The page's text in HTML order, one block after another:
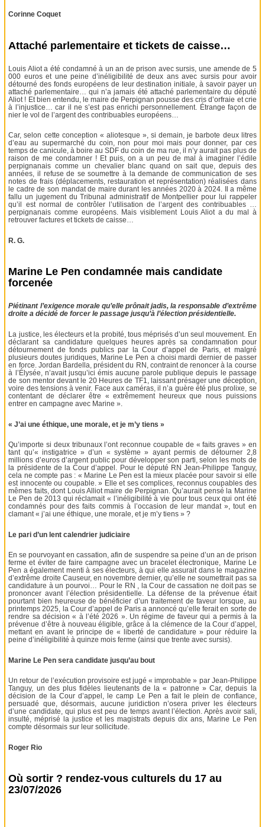
Corinne Coquet
Attaché parlementaire et tickets de caisse…
Louis Aliot a été condamné à un an de prison avec sursis, une amende de 5
000 euros et une peine d’inéligibilité de deux ans avec sursis pour avoir
détourné des fonds européens de leur destination initiale, à savoir payer un
attaché parlementaire… qui n’a jamais été attaché parlementaire du député
Aliot ! Et bien entendu, le maire de Perpignan pousse des cris d’orfraie et crie
à l’injustice… car il ne s’est pas enrichi personnellement. Étrange façon de
nier le vol de l’argent des contribuables européens…
Car, selon cette conception « aliotesque », si demain, je barbote deux litres
d’eau au supermarché du coin, non pour moi mais pour donner, par ces
temps de canicule, à boire au SDF du coin de ma rue, il n’y aurait pas plus de
raison de me condamner ! Et puis, on a un peu de mal à imaginer l’édile
perpignanais comme un chevalier blanc quand on sait que, depuis des
années, il refuse de se soumettre à la demande de communication de ses
notes de frais (déplacements, restauration et représentation) réalisées dans
le cadre de son mandat de maire durant les années 2020 à 2024. Il a même
fallu un jugement du Tribunal administratif de Montpellier pour lui rappeler
qu’il est normal de contrôler l’utilisation de l’argent des contribuables …
perpignanais comme européens. Mais visiblement Louis Aliot a du mal à
retrouver factures et tickets de caisse…
R. G.
Marine Le Pen condamnée mais candidate
forcenée
Piétinant l’exigence morale qu’elle prônait jadis, la responsable d’extrême
droite a décidé de forcer le passage jusqu’à l’élection présidentielle.
La justice, les électeurs et la probité, tous méprisés d’un seul mouvement. En
déclarant sa candidature quelques heures après sa condamnation pour
détournement de fonds publics par la Cour d’appel de Paris, et malgré
plusieurs doutes juridiques, Marine Le Pen a choisi mardi dernier de passer
en force. Jordan Bardella, président du RN, contraint de renoncer à la course
à l’Élysée, n’avait jusqu’ici émis aucune parole publique depuis le passage
de son mentor devant le 20 Heures de TF1, laissant présager une déception,
voire des tensions à venir. Face aux caméras, il n’a guère été plus prolixe, se
contentant de déclarer être « extrêmement heureux que nous puissions
entrer en campagne avec Marine ».
« J’ai une éthique, une morale, et je m’y tiens »
Qu’importe si deux tribunaux l’ont reconnue coupable de « faits graves » en
tant qu’« instigatrice » d’un « système » ayant permis de détourner 2,8
millions d’euros d’argent public pour développer son parti, selon les mots de
la présidente de la Cour d’appel. Pour le député RN Jean-Philippe Tanguy,
cela ne compte pas : « Marine Le Pen est la mieux placée pour savoir si elle
est innocente ou coupable. » Elle et ses complices, reconnus coupables des
mêmes faits, dont Louis Alliot maire de Perpignan. Qu’aurait pensé la Marine
Le Pen de 2013 qui réclamait « l’inéligibilité à vie pour tous ceux qui ont été
condamnés pour des faits commis à l’occasion de leur mandat », tout en
clamant « j’ai une éthique, une morale, et je m’y tiens » ?
Le pari d’un lent calendrier judiciaire
En se pourvoyant en cassation, afin de suspendre sa peine d’un an de prison
ferme et éviter de faire campagne avec un bracelet électronique, Marine Le
Pen a également menti à ses électeurs, à qui elle assurait dans le magazine
d’extrême droite Causeur, en novembre dernier, qu’elle ne soumettrait pas sa
candidature à un pourvoi… Pour le RN , la Cour de cassation ne doit pas se
prononcer avant l’élection présidentielle. La défense de la prévenue était
pourtant bien heureuse de bénéficier d’un traitement de faveur lorsque, au
printemps 2025, la Cour d’appel de Paris a annoncé qu’elle ferait en sorte de
rendre sa décision « à l’été 2026 ». Un régime de faveur qui a permis à la
prévenue d’être à nouveau éligible, grâce à la clémence de la Cour d’appel,
mettant en avant le principe de « liberté de candidature » pour réduire la
peine d’inéligibilité à quinze mois ferme (ainsi que trente avec sursis).
Marine Le Pen sera candidate jusqu’au bout
Un retour de l’exécution provisoire est jugé « improbable » par Jean-Philippe
Tanguy, un des plus fidèles lieutenants de la « patronne » Car, depuis la
décision de la Cour d’appel, le camp Le Pen a fait le plein de confiance,
persuadé que, désormais, aucune juridiction n’osera priver les électeurs
d’une candidate, qui plus est peu de temps avant l’élection. Après avoir sali,
insulté, méprisé la justice et les magistrats depuis dix ans, Marine Le Pen
compte désormais sur leur sollicitude.
Roger Rio
Où sortir ? rendez-vous culturels du 17 au
23/07/2026